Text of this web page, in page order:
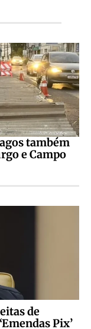
também
e Campo
de
Pix’